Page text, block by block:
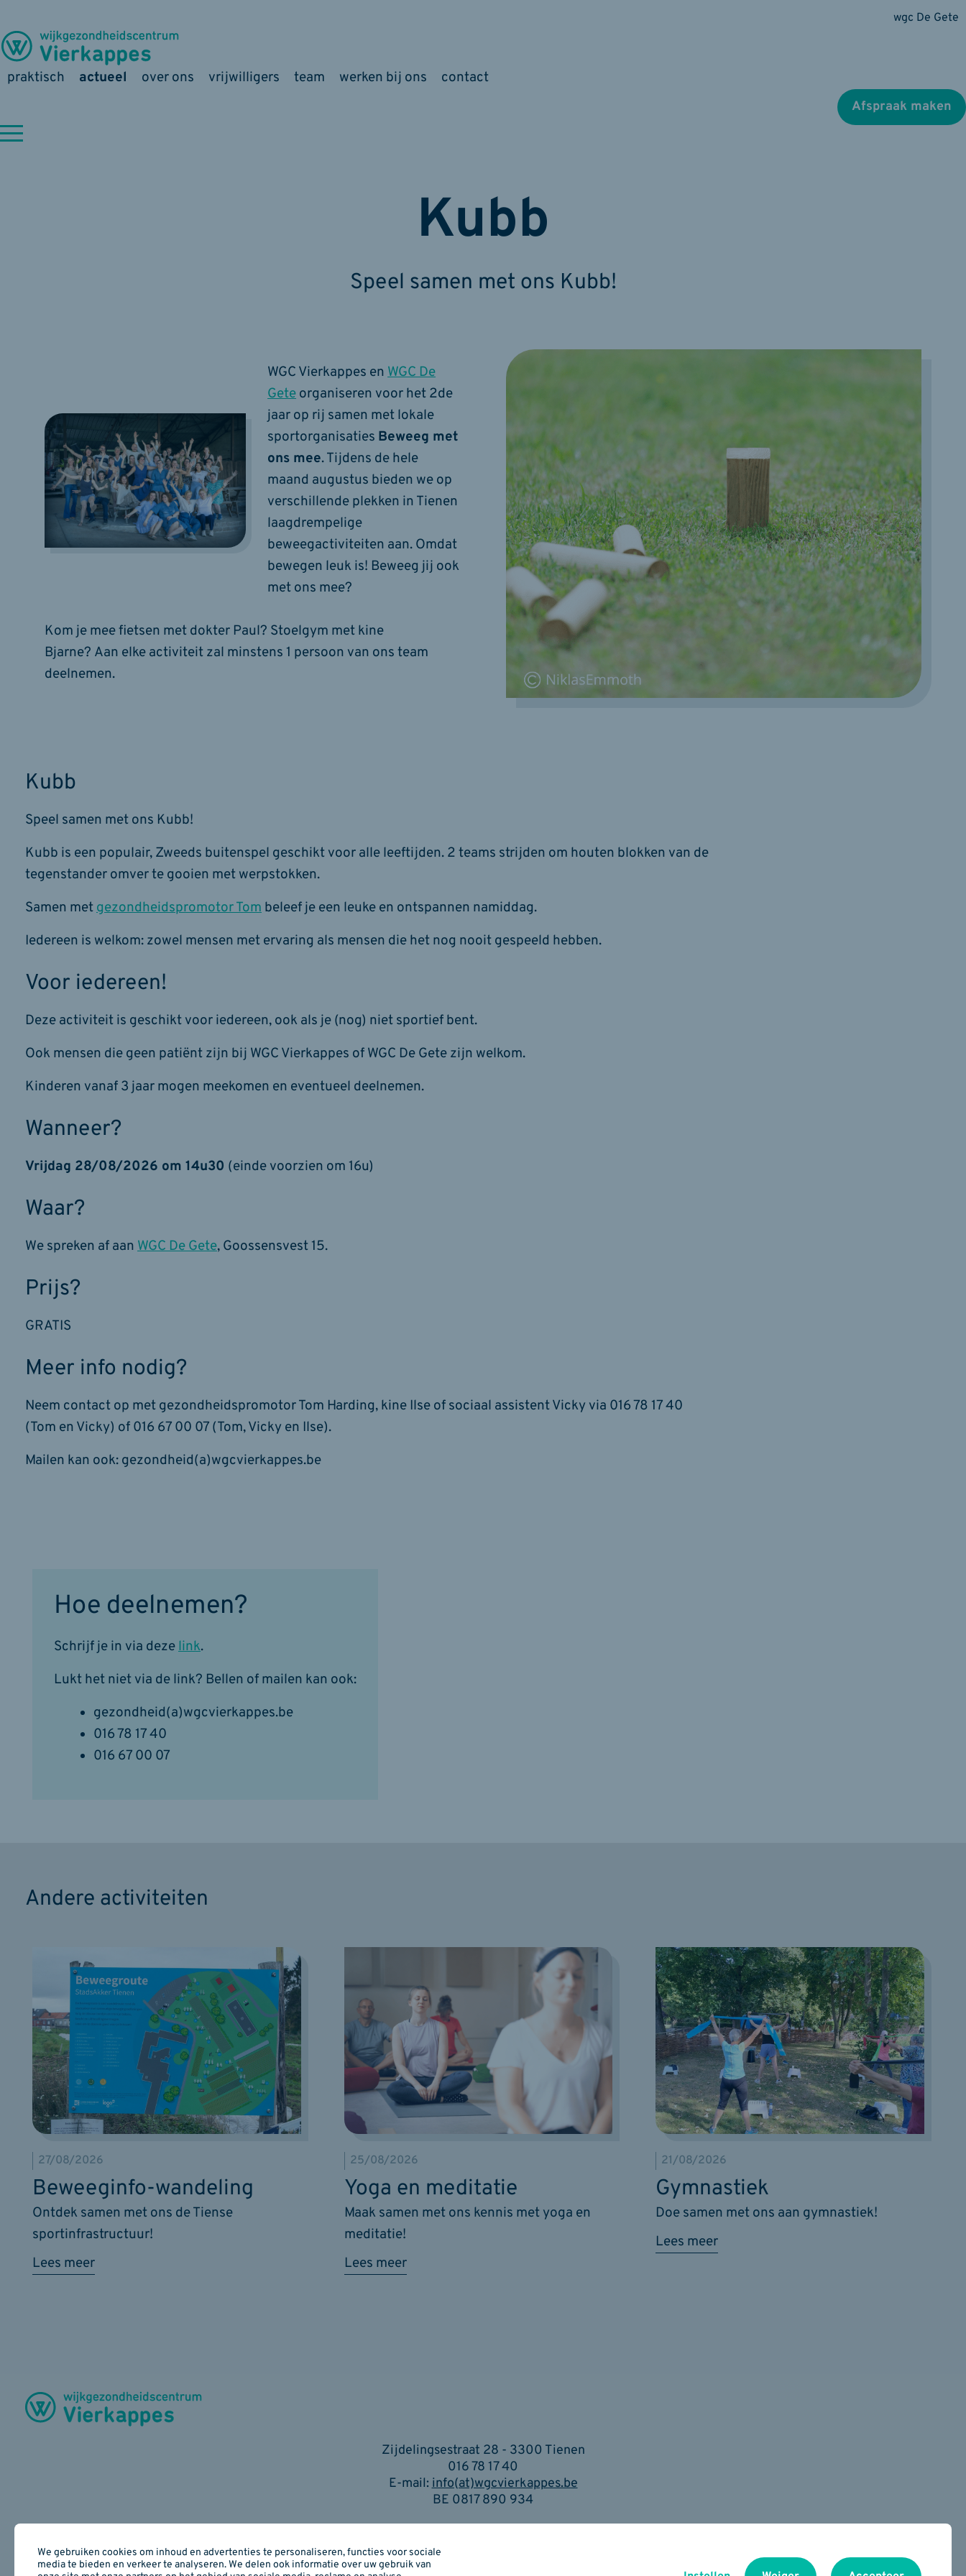
wgc De Gete
praktisch actueel over ons vrijwilligers team werken bij ons contact
Afspraak maken
Kubb
Speel samen met ons Kubb!
WGC Vierkappes enWGC De
Gete organiseren voor het 2de
jaar op rij samen met lokale
sportorganisaties Beweeg met
ons mee. Tijdens de hele
maand augustus bieden we op
verschillende plekken in Tienen
laagdrempelige
beweegactiviteiten aan. Omdat
bewegen leuk is! Beweeg jij ook
met ons mee?
Kom je mee fietsen met dokter Paul? Stoelgym met kine
Bjarne? Aan elke activiteit zal minstens 1 persoon van ons team
deelnemen.
Kubb
Speel samen met ons Kubb!
Kubb is een populair, Zweeds buitenspel geschikt voor alle leeftijden. 2 teams strijden om houten blokken van de
tegenstander omver te gooien met werpstokken.
Samen met gezondheidspromotor Tom beleef je een leuke en ontspannen namiddag.
Iedereen is welkom: zowel mensen met ervaring als mensen die het nog nooit gespeeld hebben.
Voor iedereen!
Deze activiteit is geschikt voor iedereen, ook als je (nog) niet sportief bent.
Ook mensen die geen patiënt zijn bij WGC Vierkappes of WGC De Gete zijn welkom.
Kinderen vanaf 3 jaar mogen meekomen en eventueel deelnemen.
Wanneer?
Vrijdag 28/08/2026 om 14u30 (einde voorzien om 16u)
Waar?
We spreken af aan WGC De Gete, Goossensvest 15.
Prijs?
GRATIS
Meer info nodig?
Neem contact op met gezondheidspromotor Tom Harding, kine Ilse of sociaal assistent Vicky via 016 78 17 40
(Tom en Vicky) of 016 67 00 07 (Tom, Vicky en Ilse).
Mailen kan ook: gezondheid(a)wgcvierkappes.be
Hoe deelnemen?
Schrijf je in via deze link.
Lukt het niet via de link? Bellen of mailen kan ook:
gezondheid(a)wgcvierkappes.be
016 78 17 40
016 67 00 07
Andere activiteiten
Lees meer
Ontdek samen met ons de Tiense
sportinfrastructuur!
Beweeginfo-wandeling
27/08/2026
Lees meer
Maak samen met ons kennis met yoga en
meditatie!
Yoga en meditatie
25/08/2026
Lees meer
Doe samen met ons aan gymnastiek!
Gymnastiek
21/08/2026
Zijdelingsestraat 28 - 3300 Tienen
016 78 17 40
E-mail:info(at)wgcvierkappes.be
BE 0817 890 934
We gebruiken cookies om inhoud en advertenties te personaliseren, functies voor sociale
media te bieden en verkeer te analyseren. We delen ook informatie over uw gebruik van